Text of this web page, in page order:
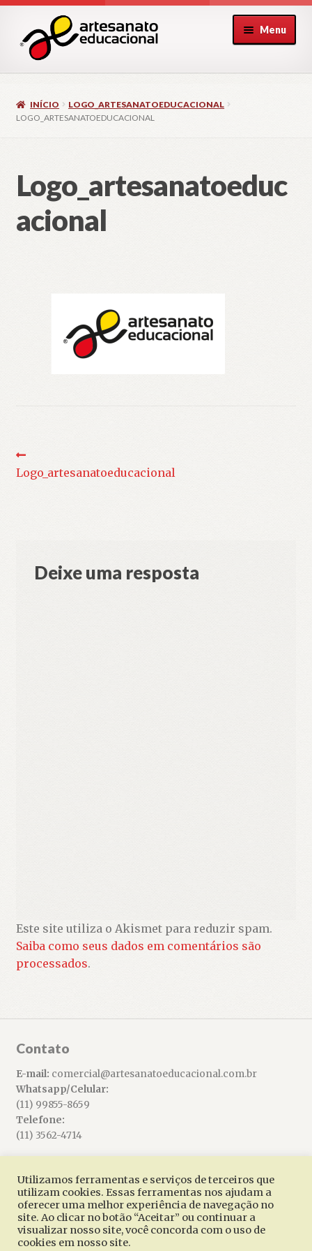
para
navegação
para
conteúdo
Menu
INÍCIO
LOGO_ARTESANATOEDUCACIONAL
LOGO_ARTESANATOEDUCACIONAL
Logo_artesanatoeduc
acional
Navegação
deanterior:
Logo_artesanatoeducacional
Deixe uma resposta
Este site utiliza o Akismet para reduzir spam.
Saiba como seus dados em comentários são
processados.
Contato
E-mail: comercial@artesanatoeducacional.com.br
Whatsapp/Celular:
(11) 99855-8659
Telefone:
(11) 3562-4714
© Artesanato Educacional 2026
Built with WooCommerce.
Utilizamos ferramentas e serviços de terceiros que
utilizam cookies. Essas ferramentas nos ajudam a
oferecer uma melhor experiência de navegação no
site. Ao clicar no botão “Aceitar” ou continuar a
visualizar nosso site, você concorda com o uso de
cookies em nosso site.